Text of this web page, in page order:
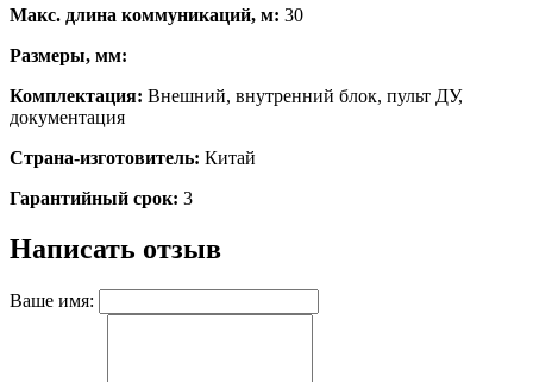
Макс. длина коммуникаций, м: 30
Размеры, мм:
Комплектация: Внешний, внутренний блок, пульт ДУ,
документация
Страна-изготовитель: Китай
Гарантийный срок: 3
Написать отзыв
Ваше имя: